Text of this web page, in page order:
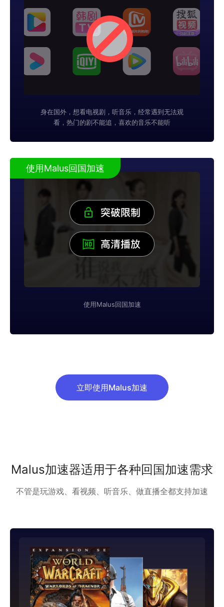
身在国外，想看电视剧，听音乐，经常遇到无法观
看，热门的剧不能追，喜欢的音乐不能听
使用Malus回国加速
使用Malus回国加速
立即使用Malus加速
Malus加速器适用于各种回国加速需求
不管是玩游戏、看视频、听音乐、做直播全都支持加速